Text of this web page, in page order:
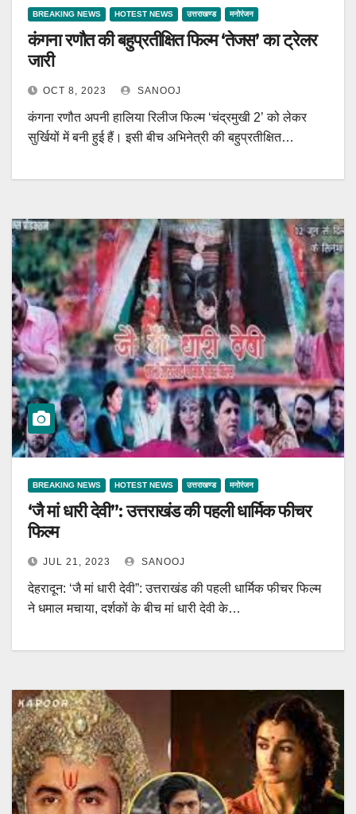
BREAKING NEWS HOTEST NEWS उत्तराखण्ड मनोरंजन
कंगना रणौत की बहुप्रतीक्षित फिल्म ‘तेजस’ का ट्रेलर
जारी
OCT 8, 2023 SANOOJ
कंगना रणौत अपनी हालिया रिलीज फिल्म ‘चंद्रमुखी 2’ को लेकर
सुर्खियों में बनी हुई हैं। इसी बीच अभिनेत्री की बहुप्रतीक्षित…
BREAKING NEWS HOTEST NEWS उत्तराखण्ड मनोरंजन
‘जै मां धारी देवी”: उत्तराखंड की पहली धार्मिक फीचर
फिल्म
JUL 21, 2023 SANOOJ
देहरादून: ‘जै मां धारी देवी”: उत्तराखंड की पहली धार्मिक फीचर फिल्म
ने धमाल मचाया, दर्शकों के बीच मां धारी देवी के…